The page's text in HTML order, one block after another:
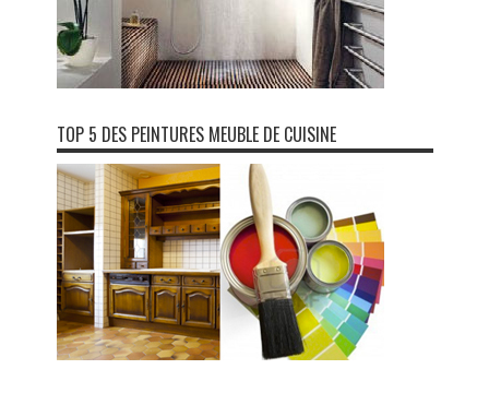
TOP 5 DES PEINTURES MEUBLE DE CUISINE